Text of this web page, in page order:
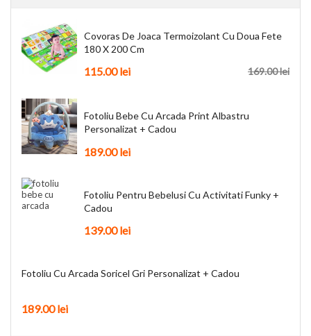
Covoras De Joaca Termoizolant Cu Doua Fete
180 X 200 Cm
169.00lei
115.00lei
Fotoliu Bebe Cu Arcada Print Albastru
Personalizat + Cadou
189.00lei
Fotoliu Pentru Bebelusi Cu Activitati Funky +
Cadou
139.00lei
Fotoliu Cu Arcada Soricel Gri Personalizat + Cadou
189.00lei